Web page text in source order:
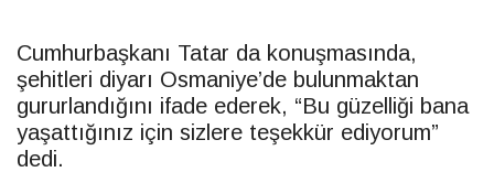
Cumhurbaşkanı Tatar da konuşmasında,
şehitleri diyarı Osmaniye’de bulunmaktan
gururlandığını ifade ederek, “Bu güzelliği bana
yaşattığınız için sizlere teşekkür ediyorum”
dedi.